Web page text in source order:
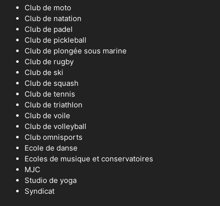
Club de moto
Club de natation
Club de padel
Club de pickleball
Club de plongée sous marine
Club de rugby
Club de ski
Club de squash
Club de tennis
Club de triathlon
Club de voile
Club de volleyball
Club omnisports
Ecole de danse
Ecoles de musique et conservatoires
MJC
Studio de yoga
Syndicat